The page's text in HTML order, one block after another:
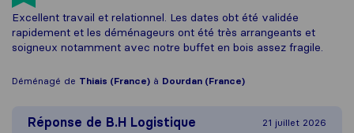
Excellent travail et relationnel. Les dates obt été validée
rapidement et les déménageurs ont été très arrangeants et
soigneux notamment avec notre buffet en bois assez fragile.
Déménagé de Thiais (France) à Dourdan (France)
Réponse de B.H Logistique 21 juillet 2026